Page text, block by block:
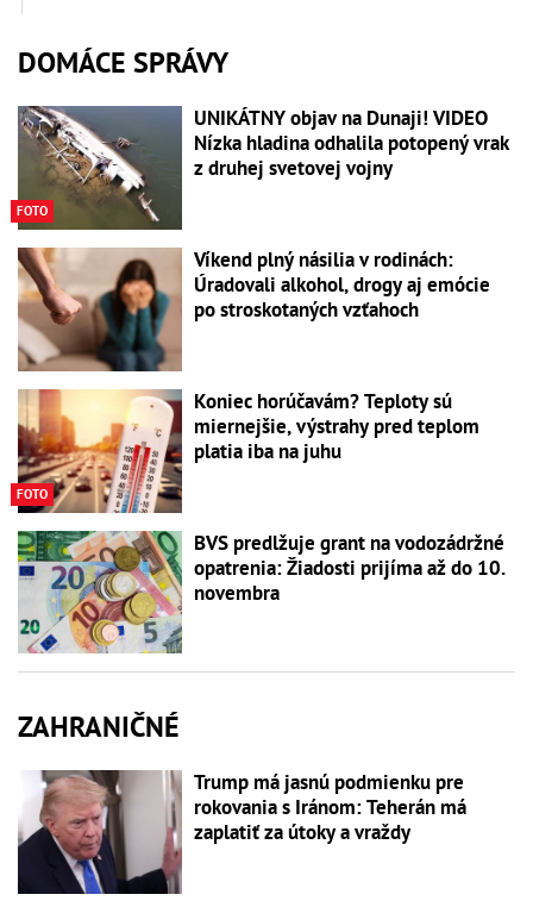
DOMÁCE SPRÁVY
FOTO
UNIKÁTNY objav na Dunaji! VIDEO
Nízka hladina odhalila potopený vrak
z druhej svetovej vojny
Víkend plný násilia v rodinách:
Úradovali alkohol, drogy aj emócie
po stroskotaných vzťahoch
FOTO
Koniec horúčavám? Teploty sú
miernejšie, výstrahy pred teplom
platia iba na juhu
BVS predlžuje grant na vodozádržné
opatrenia: Žiadosti prijíma až do 10.
novembra
ZAHRANIČNÉ
Trump má jasnú podmienku pre
rokovania s Iránom: Teherán má
zaplatiť za útoky a vraždy